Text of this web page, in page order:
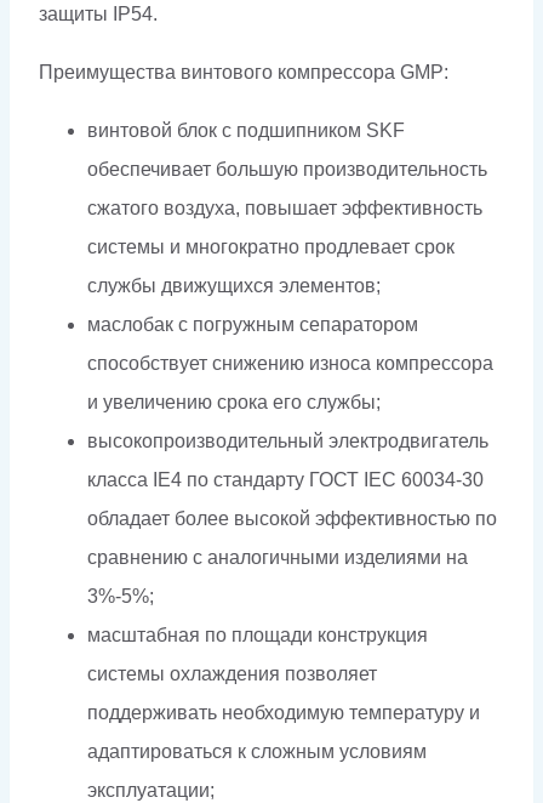
защиты IP54.
Преимущества винтового компрессора GMP:
винтовой блок с подшипником SKF
обеспечивает большую производительность
сжатого воздуха, повышает эффективность
системы и многократно продлевает срок
службы движущихся элементов;
маслобак с погружным сепаратором
способствует снижению износа компрессора
и увеличению срока его службы;
высокопроизводительный электродвигатель
класса IE4 по стандарту ГОСТ IEC 60034-30
обладает более высокой эффективностью по
сравнению с аналогичными изделиями на
3%-5%;
масштабная по площади конструкция
системы охлаждения позволяет
поддерживать необходимую температуру и
адаптироваться к сложным условиям
эксплуатации;